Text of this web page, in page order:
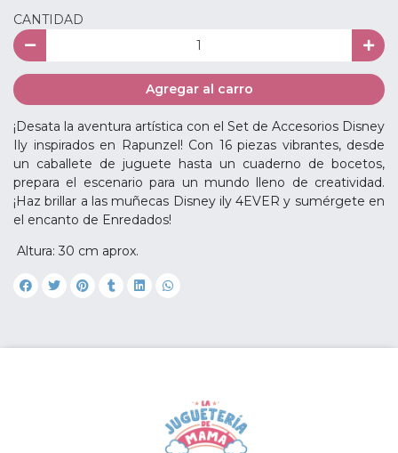
CANTIDAD
Agregar al carro
¡Desata la aventura artística con el Set de Accesorios Disney
Ily inspirados en Rapunzel! Con 16 piezas vibrantes, desde
un caballete de juguete hasta un cuaderno de bocetos,
prepara el escenario para un mundo lleno de creatividad.
¡Haz brillar a las muñecas Disney ily 4EVER y sumérgete en
el encanto de Enredados!
Altura: 30 cm aprox.